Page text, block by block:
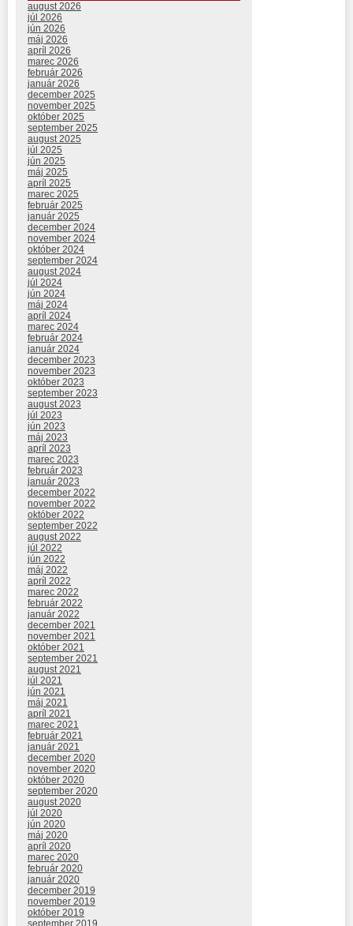
august 2026
júl 2026
jún 2026
máj 2026
apríl 2026
marec 2026
február 2026
január 2026
december 2025
november 2025
október 2025
september 2025
august 2025
júl 2025
jún 2025
máj 2025
apríl 2025
marec 2025
február 2025
január 2025
december 2024
november 2024
október 2024
september 2024
august 2024
júl 2024
jún 2024
máj 2024
apríl 2024
marec 2024
február 2024
január 2024
december 2023
november 2023
október 2023
september 2023
august 2023
júl 2023
jún 2023
máj 2023
apríl 2023
marec 2023
február 2023
január 2023
december 2022
november 2022
október 2022
september 2022
august 2022
júl 2022
jún 2022
máj 2022
apríl 2022
marec 2022
február 2022
január 2022
december 2021
november 2021
október 2021
september 2021
august 2021
júl 2021
jún 2021
máj 2021
apríl 2021
marec 2021
február 2021
január 2021
december 2020
november 2020
október 2020
september 2020
august 2020
júl 2020
jún 2020
máj 2020
apríl 2020
marec 2020
február 2020
január 2020
december 2019
november 2019
október 2019
september 2019